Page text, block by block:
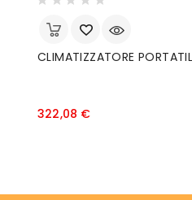
CLIMATIZZATORE
322,08 €Prezzo